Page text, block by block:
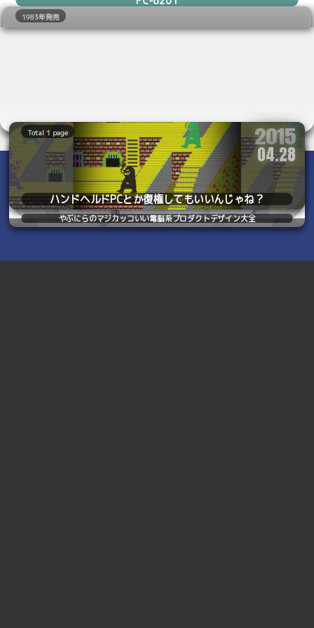
1983年発売
2023
11.08
Total 1 page
やぶにらのマジカッコいい電脳系プロダクトデザイン大全
2015
04.28
Total 1 page
ハンドヘルドPCとか復権してもいいんじゃね？
Copyright © 2003 yabunira. All rights reserved.